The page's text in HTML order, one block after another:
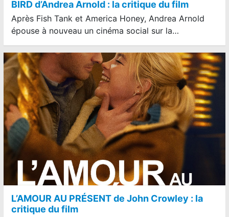
BIRD d’Andrea Arnold : la critique du film
Après Fish Tank et America Honey, Andrea Arnold
épouse à nouveau un cinéma social sur la…
L’AMOUR AU PRÉSENT de John Crowley : la
critique du film